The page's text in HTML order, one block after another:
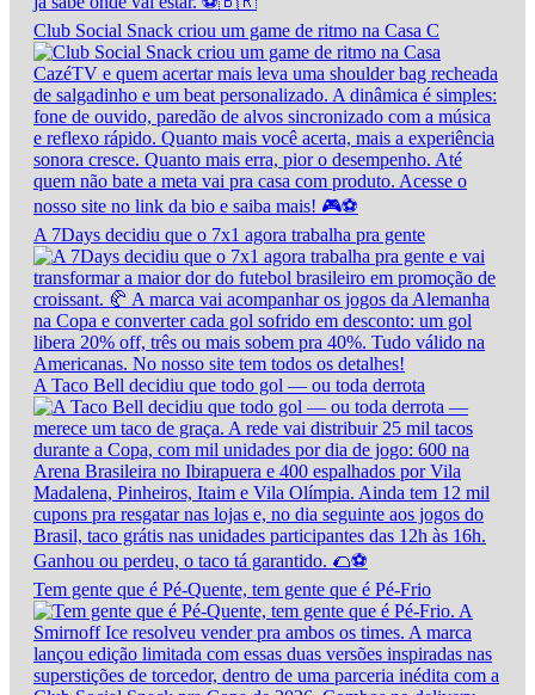
Club Social Snack criou um game de ritmo na Casa C
A 7Days decidiu que o 7x1 agora trabalha pra gente
A Taco Bell decidiu que todo gol — ou toda derrota
Tem gente que é Pé-Quente, tem gente que é Pé-Frio